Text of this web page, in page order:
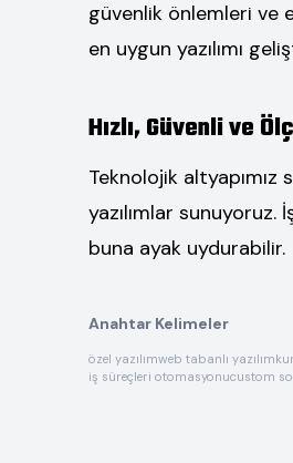
güvenlik önlemleri ve
en uygun yazılımı
Hızlı, Güvenli ve
Teknolojik altyapımız
yazılımlar
buna ayak uydurabilir.
Anahtar Kelimeler
özel yazılımweb tabanlı yazılım
iş süreçleri otomasyonucustom